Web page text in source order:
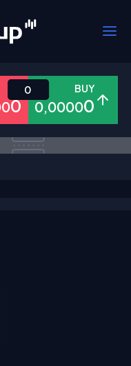
Metales
0
BUY
0,00000
0